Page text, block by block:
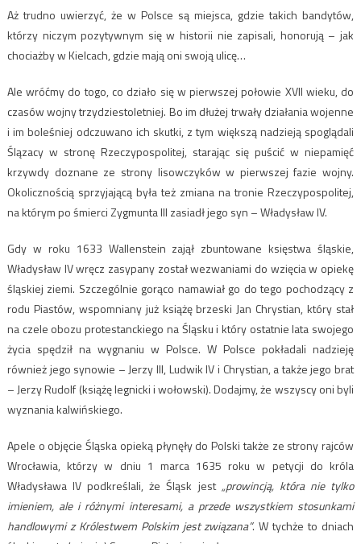
Aż trudno uwierzyć, że w Polsce są miejsca, gdzie takich bandytów,
którzy niczym pozytywnym się w historii nie zapisali, honorują – jak
chociażby w Kielcach, gdzie mają oni swoją ulicę…
Ale wróćmy do togo, co działo się w pierwszej połowie XVII wieku, do
czasów wojny trzydziestoletniej. Bo im dłużej trwały działania wojenne
i im boleśniej odczuwano ich skutki, z tym większą nadzieją spoglądali
Ślązacy w stronę Rzeczypospolitej, starając się puścić w niepamięć
krzywdy doznane ze strony lisowczyków w pierwszej fazie wojny.
Okolicznością sprzyjającą była też zmiana na tronie Rzeczypospolitej,
na którym po śmierci Zygmunta III zasiadł jego syn – Władysław IV.
Gdy w roku 1633 Wallenstein zajął zbuntowane księstwa śląskie,
Władysław IV wręcz zasypany został wezwaniami do wzięcia w opiekę
śląskiej ziemi. Szczególnie gorąco namawiał go do tego pochodzący z
rodu Piastów, wspomniany już książę brzeski Jan Chrystian, który stał
na czele obozu protestanckiego na Śląsku i który ostatnie lata swojego
życia spędził na wygnaniu w Polsce. W Polsce pokładali nadzieję
również jego synowie – Jerzy III, Ludwik IV i Chrystian, a także jego brat
– Jerzy Rudolf (książę legnicki i wołowski). Dodajmy, że wszyscy oni byli
wyznania kalwińskiego.
Apele o objęcie Śląska opieką płynęły do Polski także ze strony rajców
Wrocławia, którzy w dniu 1 marca 1635 roku w petycji do króla
Władysława IV podkreślali, że Śląsk jest „prowincją, która nie tylko
imieniem, ale i różnymi interesami, a przede wszystkiem stosunkami
handlowymi z Królestwem Polskim jest związana”. W tychże to dniach